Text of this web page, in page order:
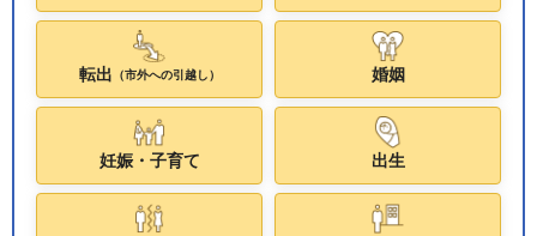
転出 （市外への引越し） 婚姻
妊娠・子育て 出生